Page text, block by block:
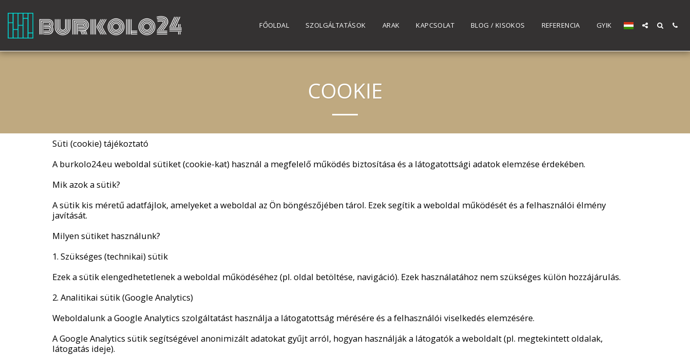
FŐOLDAL SZOLGÁLTATÁSOK ARAK KAPCSOLAT BLOG / KISOKOS REFERENCIA GYIK
COOKIE
Süti (cookie) tájékoztató
A burkolo24.eu weboldal sütiket (cookie-kat) használ a megfelelő működés biztosítása és a látogatottsági adatok elemzése érdekében.
Mik azok a sütik?
A sütik kis méretű adatfájlok, amelyeket a weboldal az Ön böngészőjében tárol. Ezek segítik a weboldal működését és a felhasználói élmény
javítását.
Milyen sütiket használunk?
1. Szükséges (technikai) sütik
Ezek a sütik elengedhetetlenek a weboldal működéséhez (pl. oldal betöltése, navigáció). Ezek használatához nem szükséges külön hozzájárulás.
2. Analitikai sütik (Google Analytics)
Weboldalunk a Google Analytics szolgáltatást használja a látogatottság mérésére és a felhasználói viselkedés elemzésére.
A Google Analytics sütik segítségével anonimizált adatokat gyűjt arról, hogyan használják a látogatók a weboldalt (pl. megtekintett oldalak,
látogatás ideje).